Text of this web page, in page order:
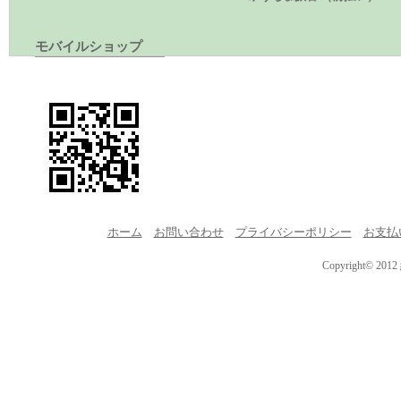
モバイルショップ
ホーム お問い合わせ プライバシーポリシー お支
Copyright© 2012